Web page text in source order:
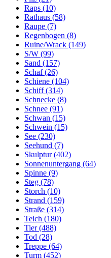
Raps (10)
Rathaus (58)
Raupe (7)
Regenbogen (8)
Ruine/Wrack (149)
S/W (99)
Sand (157)
Schaf (26)
Schiene (104)
Schiff (314)
Schnecke (8)
Schnee (91)
Schwan (15)
Schwein (15)
See (230)
Seehund (7)
Skulptur (402)
Sonnenuntergang (64)
Spinne (9)
Steg (78)
Storch (10)
Strand (159)
Straße (314)
Teich (180)
Tier (488)
Tod (28)
Treppe (64)
Turm (452)